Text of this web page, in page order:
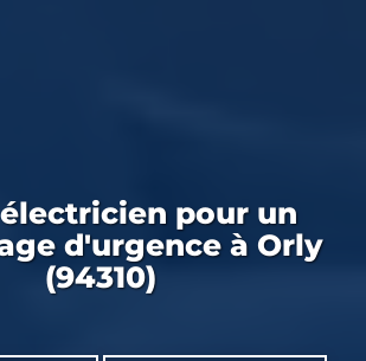
électricienpour un
d'urgence à Orly
(94310)